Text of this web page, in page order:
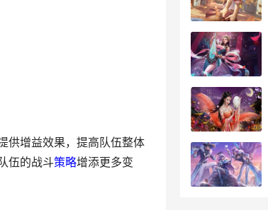
供增益效果，提高队伍整体
伍的战斗策略增添更多变